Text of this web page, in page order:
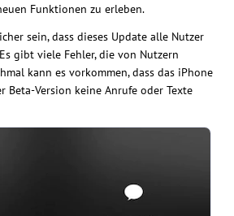
Funktionen zu erleben.
sein, dass dieses Update alle Nutzer
gibt viele Fehler, die von Nutzern
kann es vorkommen, dass das iPhone
Beta-Version keine Anrufe oder Texte